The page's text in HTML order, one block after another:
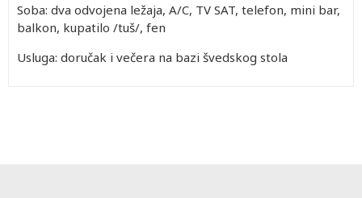
Soba: dva odvojena ležaja, A/C, TV SAT, telefon, mini bar,
balkon, kupatilo /tuš/, fen
Usluga: doručak i večera na bazi švedskog stola